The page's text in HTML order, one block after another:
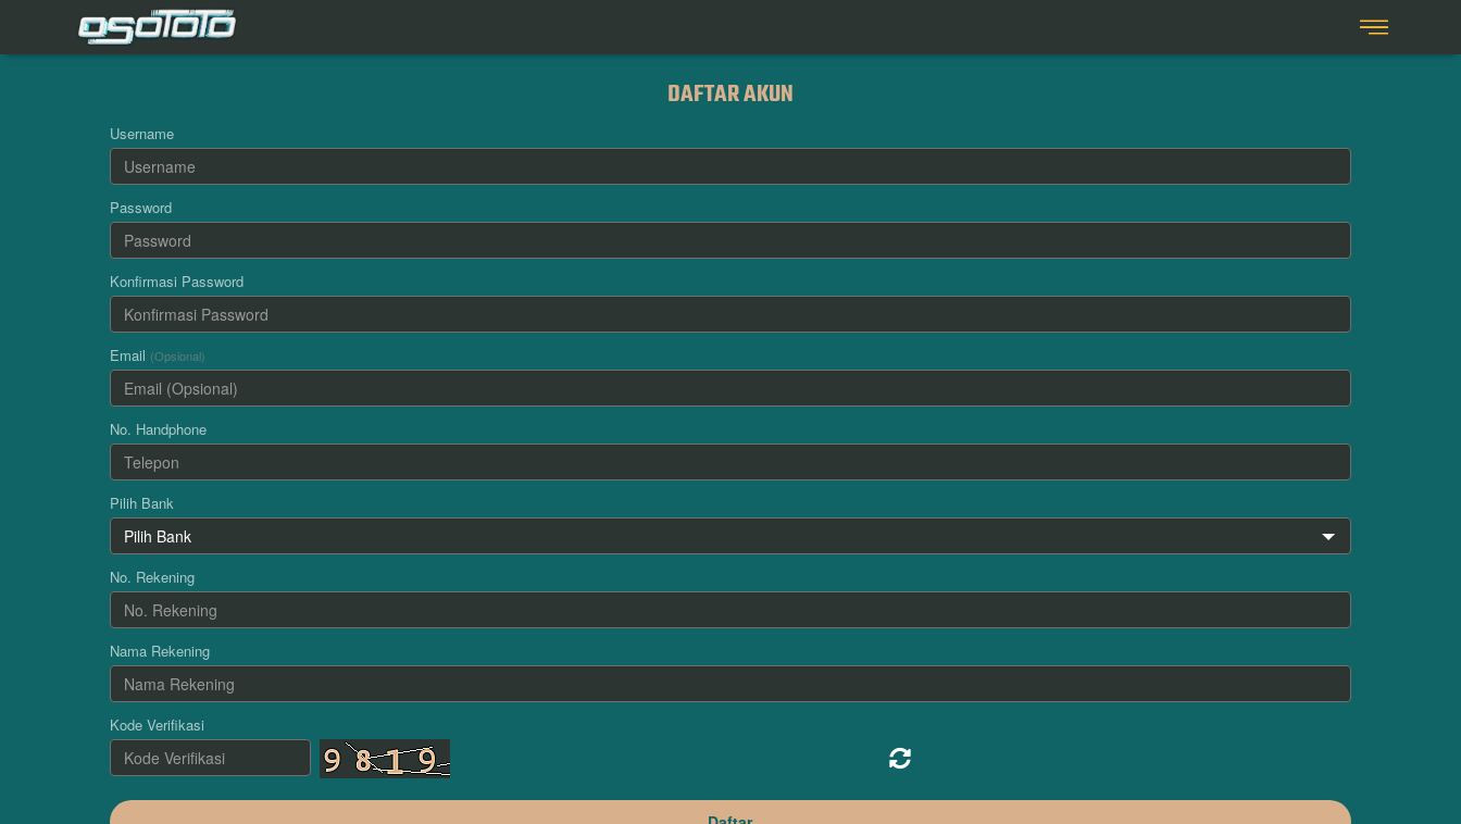
DAFTAR AKUN
Username
Password
Konfirmasi Password
Email (Opsional)
No. Handphone
Pilih Bank
No. Rekening
Nama Rekening
Kode Verifikasi